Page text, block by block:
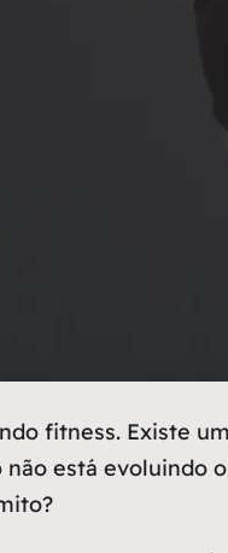
fitness. Existe
está evoluindo